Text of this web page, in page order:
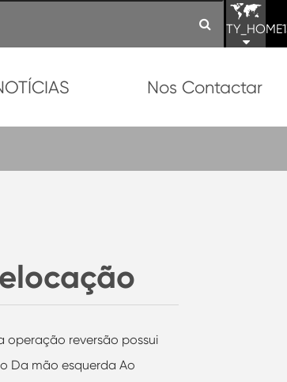
Nos Contactar
operação reversão possui
Da mão esquerda Ao